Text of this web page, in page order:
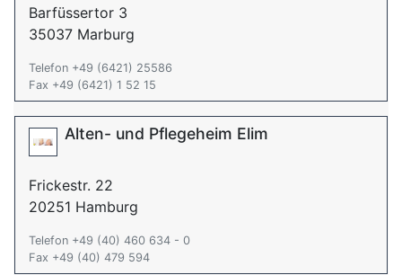
Barfüssertor 3
35037 Marburg
Telefon +49 (6421) 25586
Fax +49 (6421) 1 52 15
Alten- und Pflegeheim Elim
Frickestr. 22
20251 Hamburg
Telefon +49 (40) 460 634 - 0
Fax +49 (40) 479 594